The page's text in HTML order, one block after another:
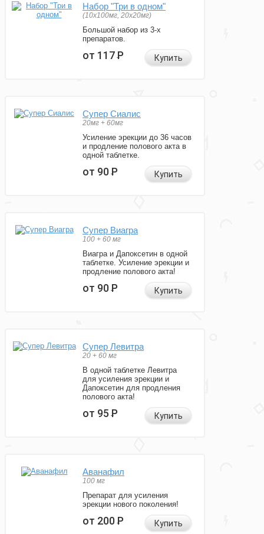
Набор "Три в одном"
(10x100мг, 20x20мг)
Большой набор из 3-х
препаратов.
от 117Р Купить
Супер Сиалис
20мг + 60мг
Усиление эрекции до 36 часов
и продление полового акта в
одной таблетке.
от 90Р Купить
Супер Виагра
100 + 60 мг
Виагра и Дапоксетин в одной
таблетке. Усиление эрекции и
продление полового акта!
от 90Р Купить
Супер Левитра
20 + 60 мг
В одной таблетке Левитра
для усиления эрекции и
Дапоксетин для продления
полового акта!
от 95Р Купить
Аванафил
100 мг
Препарат для усиления
эрекции нового поколения!
от 200Р Купить